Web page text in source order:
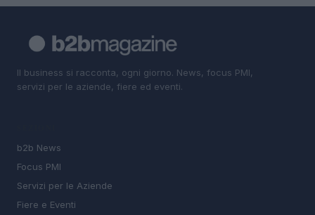
Il business si racconta, ogni giorno. News, focus PMI,
servizi per le aziende, fiere ed eventi.
b2b News
Focus PMI
Servizi per le Aziende
Fiere e Eventi